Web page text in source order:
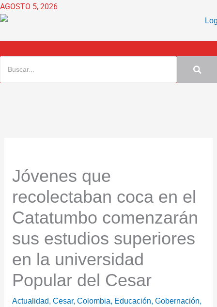
Ir
al
AGOSTO 5, 2026
Jóvenes que
recolectaban coca en el
Catatumbo comenzarán
sus estudios superiores
en la universidad
Popular del Cesar
Actualidad,Cesar,Colombia, Educación,Gobernación,